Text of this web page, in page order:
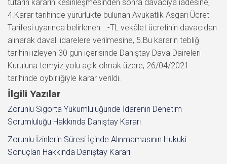
İlgili Yazılar
Zorunlu Sigorta Yükümlülüğünde İdarenin Denetim
Sorumluluğu Hakkında Danıştay Kararı
Zorunlu İzinlerin Süresi İçinde Alınmamasının Hukuki
Sonuçları Hakkında Danıştay Kararı